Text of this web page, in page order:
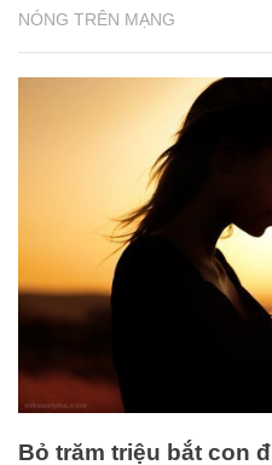
NÓNG TRÊN MẠNG
Bỏ trăm triệu bắt con